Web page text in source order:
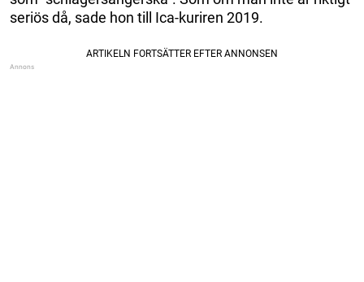
seriös då, sade hon till Ica-kuriren 2019.